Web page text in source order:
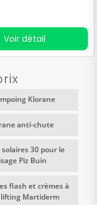
des peaux
Voir détail
Klorane
anti-chute
solaires 30 pour le
Piz Buin
flash et crèmes à
Martiderm